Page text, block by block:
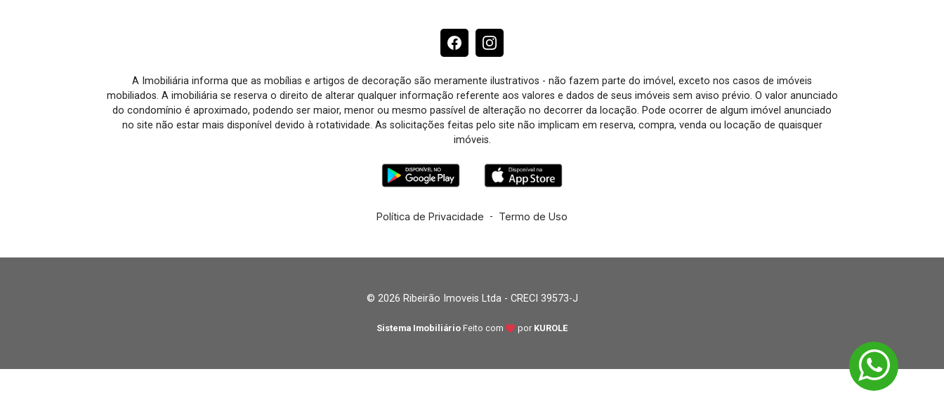
A Imobiliária informa que as mobílias e artigos de decoração são meramente ilustrativos - não fazem parte do imóvel, exceto nos casos de imóveis
mobiliados. A imobiliária se reserva o direito de alterar qualquer informação referente aos valores e dados de seus imóveis sem aviso prévio. O valor anunciado
do condomínio é aproximado, podendo ser maior, menor ou mesmo passível de alteração no decorrer da locação. Pode ocorrer de algum imóvel anunciado
no site não estar mais disponível devido à rotatividade. As solicitações feitas pelo site não implicam em reserva, compra, venda ou locação de quaisquer
imóveis.
Política de Privacidade - Termo de Uso
© 2026 Ribeirão Imoveis Ltda - CRECI 39573-J
Sistema Imobiliário Feito com por KUROLE